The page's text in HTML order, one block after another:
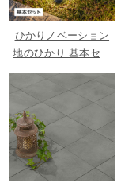
ひかりノベーション
地のひかり 基本セッ
ト